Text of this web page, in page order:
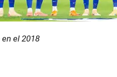
el 2018